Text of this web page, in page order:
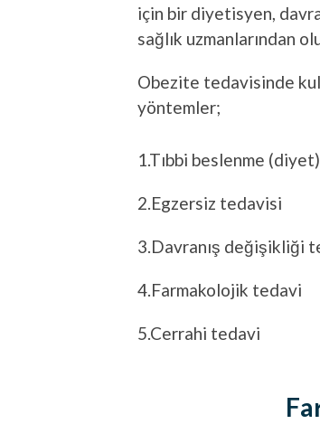
için bir diyetisyen,
sağlık uzmanlarından
Obezite tedavisinde
yöntemler;
1.Tıbbi beslenme
2.Egzersiz tedavisi
3.Davranış değişikliği
4.Farmakolojik tedavi
5.Cerrahi tedavi